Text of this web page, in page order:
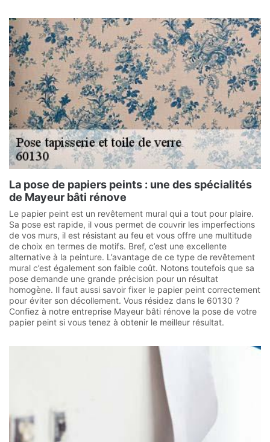
La pose de papiers peints : une des spécialités
de Mayeur bâti rénove
Le papier peint est un revêtement mural qui a tout pour plaire.
Sa pose est rapide, il vous permet de couvrir les imperfections
de vos murs, il est résistant au feu et vous offre une multitude
de choix en termes de motifs. Bref, c’est une excellente
alternative à la peinture. L’avantage de ce type de revêtement
mural c’est également son faible coût. Notons toutefois que sa
pose demande une grande précision pour un résultat
homogène. Il faut aussi savoir fixer le papier peint correctement
pour éviter son décollement. Vous résidez dans le 60130 ?
Confiez à notre entreprise Mayeur bâti rénove la pose de votre
papier peint si vous tenez à obtenir le meilleur résultat.